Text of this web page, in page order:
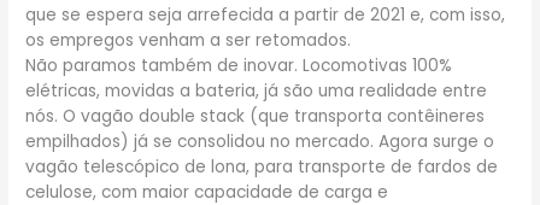
que se espera seja arrefecida a partir de 2021 e, com isso,
os empregos venham a ser retomados.
Não paramos também de inovar. Locomotivas 100%
elétricas, movidas a bateria, já são uma realidade entre
nós. O vagão double stack (que transporta contêineres
empilhados) já se consolidou no mercado. Agora surge o
vagão telescópico de lona, para transporte de fardos de
celulose, com maior capacidade de carga e